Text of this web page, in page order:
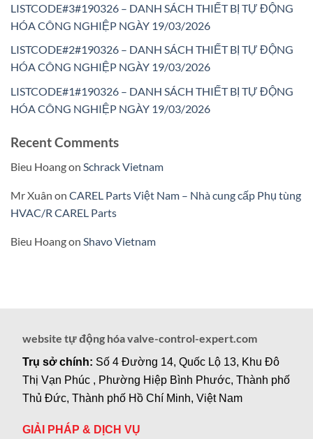
LISTCODE#3#190326 – DANH SÁCH THIẾT BỊ TỰ ĐỘNG
HÓA CÔNG NGHIỆP NGÀY 19/03/2026
LISTCODE#2#190326 – DANH SÁCH THIẾT BỊ TỰ ĐỘNG
HÓA CÔNG NGHIỆP NGÀY 19/03/2026
LISTCODE#1#190326 – DANH SÁCH THIẾT BỊ TỰ ĐỘNG
HÓA CÔNG NGHIỆP NGÀY 19/03/2026
Recent Comments
Bieu Hoangon Schrack Vietnam
Mr Xuân on CAREL Parts Việt Nam – Nhà cung cấp Phụ tùng
HVAC/R CAREL Parts
Bieu Hoangon Shavo Vietnam
website tự động hóa valve-control-expert.com
Trụ sở chính: Số 4 Đường 14, Quốc Lộ 13, Khu Đô
Thị Vạn Phúc , Phường Hiệp Bình Phước, Thành phố
Thủ Đức, Thành phố Hồ Chí Minh, Việt Nam
GIẢI PHÁP & DỊCH VỤ